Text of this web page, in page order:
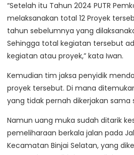
“Setelah itu Tahun 2024 PUTR
melaksanakan total 12 Proyek
tahun sebelumnya yang
Sehingga total kegiatan tersebut
kegiatan atau proyek,” kata Iwan.
Kemudian tim jaksa penyidik
proyek tersebut. Di mana
yang tidak pernah dikerjakan sama
Namun uang muka sudah ditarik
pemeliharaan berkala jalan pada
Kecamatan Binjai Selatan, yang